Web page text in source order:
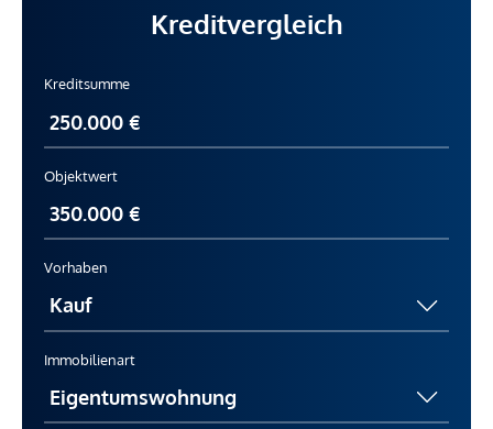
Kreditvergleich
Kreditsumme
Objektwert
Vorhaben
Immobilienart